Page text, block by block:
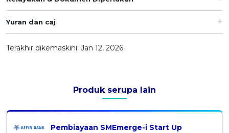
Promo OCBC - Hadiah Pilihan Anda
Artikel Terkini
Kad
Pengurusan Kewangan
Pinjaman Perumahan
Pinjaman Kereta
Yuran dan caj
Terakhir dikemaskini: Jan 12, 2026
Produk serupa lain
Pembiayaan SMEmerge-i Start Up